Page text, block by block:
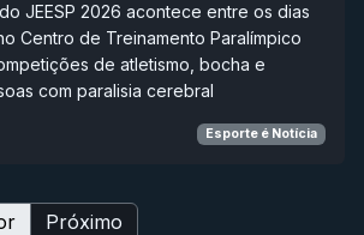
JEESP 2026 acontece entre os dias
Centro de Treinamento Paralímpico
de atletismo, bocha e
com paralisia cerebral
Esporte é Notícia
Próximo